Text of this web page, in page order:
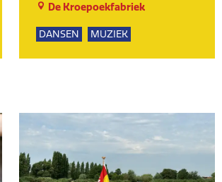
De Kroepoekfabriek
DANSEN MUZIEK